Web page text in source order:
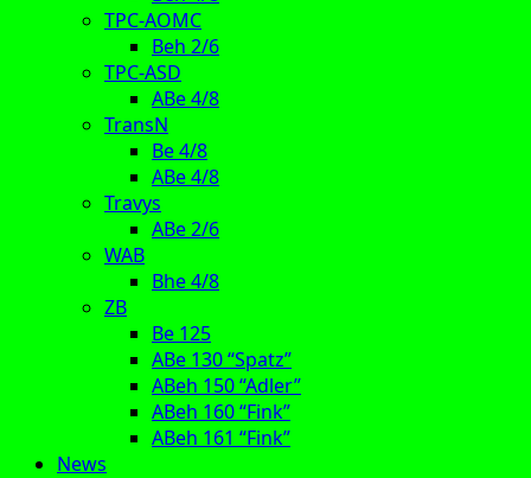
TPC-AOMC
Beh 2/6
TPC-ASD
ABe 4/8
TransN
Be 4/8
ABe 4/8
Travys
ABe 2/6
WAB
Bhe 4/8
ZB
Be 125
ABe 130 “Spatz”
ABeh 150 “Adler”
ABeh 160 “Fink”
ABeh 161 “Fink”
News